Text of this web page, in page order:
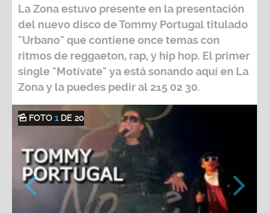
La Zona estuvo presente en la presentación
del nuevo disco de Tommy Portugal titulado
"Urbano" que contiene once temas con
ritmos de reggaeton, rap, y hip hop. El primer
single "Motívate" ya está sonando aquí en La
Zona y la puedes pedir al 215 02 30.
FOTO 1DE 20